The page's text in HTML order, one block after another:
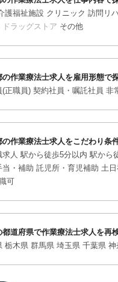
護福祉施設 クリニック 訪問リ
ドラッグストア その他
の作業療法士求人を雇用形態で
(正職員) 契約社員・嘱託社員 非
の作業療法士求人をこだわり条
求人 駅から徒歩5分以内 駅から
当・補助 託児所・育児補助 土
可
都道府県で作業療法士求人を再
栃木県 群馬県 埼玉県 千葉県 神